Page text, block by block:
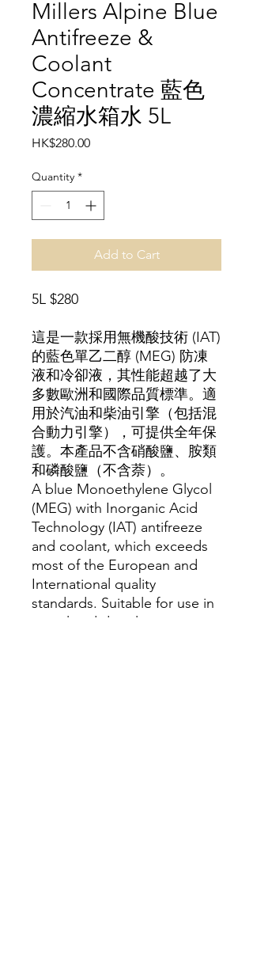
Millers Alpine Blue
Antifreeze &
Coolant
Concentrate 藍色
濃縮水箱水 5L
HK$280.00Price
Quantity *
Add to Cart
5L $280
這是一款採用無機酸技術 (IAT)
的藍色單乙二醇 (MEG) 防凍
液和冷卻液，其性能超越了大
多數歐洲和國際品質標準。適
用於汽油和柴油引擎（包括混
合動力引擎），可提供全年保
護。本產品不含硝酸鹽、胺類
和磷酸鹽（不含萘）。
A blue Monoethylene Glycol
(MEG) with Inorganic Acid
Technology (IAT) antifreeze
and coolant, which exceeds
most of the European and
International quality
standards. Suitable for use in
petrol and diesel engines